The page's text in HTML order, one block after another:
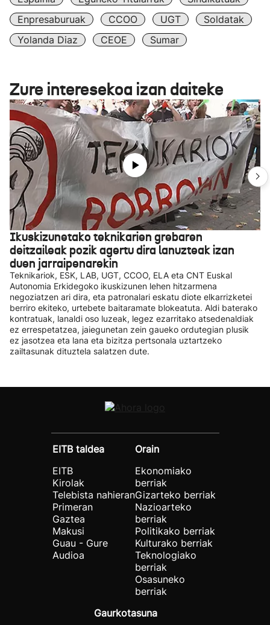
Enpresaburuak
CCOO UGT
Soldatak
Yolanda Diaz
CEOE Sumar
Zure interesekoa izan daiteke
Ikuskizunetako teknikarien grebaren
deitzaileak pozik agertu dira lanuzteak izan
duen jarraipenarekin
Teknikariok, ESK, LAB, UGT, CCOO, ELA eta CNT Euskal
Autonomia Erkidegoko ikuskizunen lehen hitzarmena
negoziatzen ari dira, eta patronalari eskatu diote elkarrizketei
berriro ekiteko, urtebete baitaramate blokeatuta. Aldi baterako
kontratuak, lanaldi oso luzeak, legez ezarritako atsedenaldiak
ez errespetatzea, jaiegunetan zein gaueko ordutegian plusik
ez jasotzea eta lana eta bizitza pertsonala uztartzeko
zailtasunak dituztela salatzen dute.
EITB taldea
EITB
Kirolak
Telebista nahieran
Primeran
Gaztea
Makusi
Guau - Gure
Audioa
Orain
Ekonomiako
berriak
Gizarteko berriak
Nazioarteko
berriak
Politikako berriak
Kulturako berriak
Teknologiako
berriak
Osasuneko
berriak
Gaurkotasuna